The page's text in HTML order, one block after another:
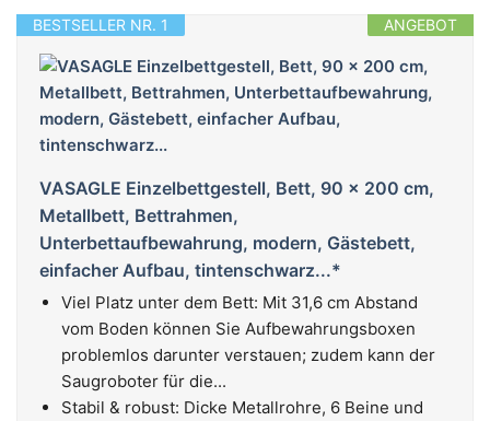
ANGEBOT
BESTSELLER NR. 1
VASAGLE Einzelbettgestell, Bett, 90 x 200 cm,
Metallbett, Bettrahmen,
Unterbettaufbewahrung, modern, Gästebett,
einfacher Aufbau, tintenschwarz...*
Viel Platz unter dem Bett: Mit 31,6 cm Abstand
vom Boden können Sie Aufbewahrungsboxen
problemlos darunter verstauen; zudem kann der
Saugroboter für die...
Stabil & robust: Dicke Metallrohre, 6 Beine und